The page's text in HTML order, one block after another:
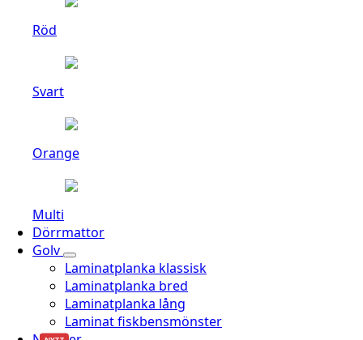
Röd
Svart
Orange
Multi
Dörrmattor
Golv
Laminatplanka klassisk
Laminatplanka bred
Laminatplanka lång
Laminat fiskbensmönster